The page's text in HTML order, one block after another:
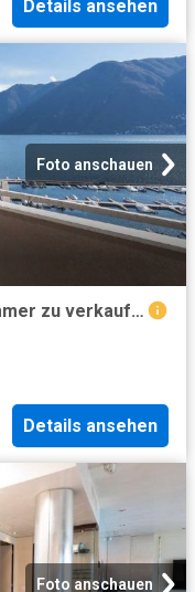
Details ansehen
Foto anschauen
Luxus Apartment mit 2 Schlafzimmer zu verkaufen in Riva Antonio Caccia, Lugano, Tessin
Details ansehen
Foto anschauen